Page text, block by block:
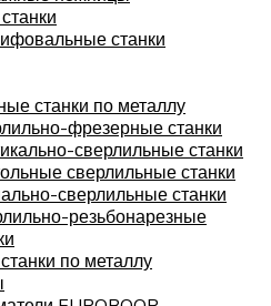
станки
станки по металлу
фрезерные станки
сверлильные станки
сверлильные станки
сверлильные станки
резьбонарезные
по металлу